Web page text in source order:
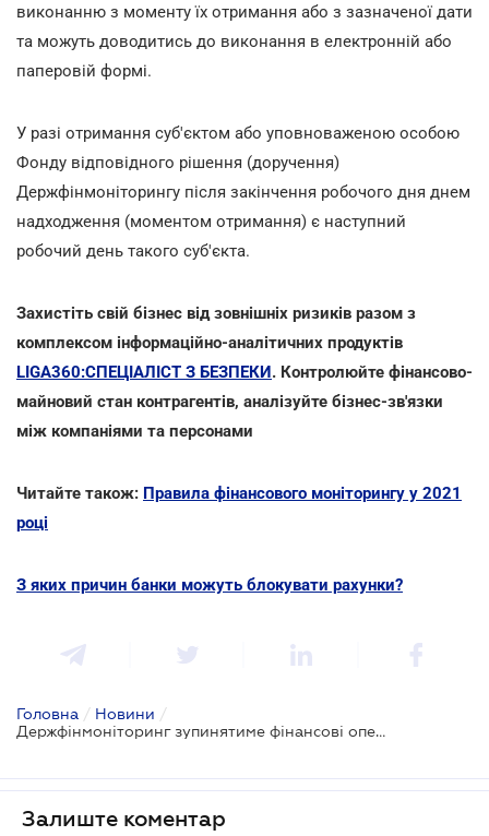
виконанню з моменту їх отримання або з зазначеної дати
та можуть доводитись до виконання в електронній або
паперовій формі.
У разі отримання суб'єктом або уповноваженою особою
Фонду відповідного рішення (доручення)
Держфінмоніторингу після закінчення робочого дня днем
надходження (моментом отримання) є наступний
робочий день такого суб'єкта.
Захистіть свій бізнес від зовнішніх ризиків разом з
комплексом інформаційно-аналітичних продуктів
LIGA360:СПЕЦІАЛІСТ З БЕЗПЕКИ. Контролюйте фінансово-
майновий стан контрагентів, аналізуйте бізнес-зв'язки
між компаніями та персонами
Читайте також: Правила фінансового моніторингу у 2021
році
З яких причин банки можуть блокувати рахунки?
Головна / Новини /
Держфінмоніторинг зупинятиме фінансові операції: затверджено Порядок
Залиште коментар